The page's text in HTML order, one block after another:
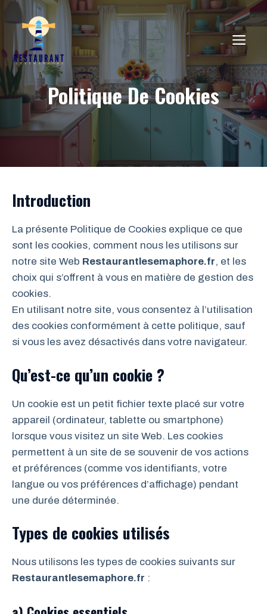
Aller
au
contenu
Politique De Cookies
Introduction
La présente Politique de Cookies explique ce que
sont les cookies, comment nous les utilisons sur
notre site Web Restaurantlesemaphore.fr, et les
choix qui s’offrent à vous en matière de gestion des
cookies.
En utilisant notre site, vous consentez à l’utilisation
des cookies conformément à cette politique, sauf
si vous les avez désactivés dans votre navigateur.
Qu’est-ce qu’un cookie ?
Un cookie est un petit fichier texte placé sur votre
appareil (ordinateur, tablette ou smartphone)
lorsque vous visitez un site Web. Les cookies
permettent à un site de se souvenir de vos actions
et préférences (comme vos identifiants, votre
langue ou vos préférences d’affichage) pendant
une durée déterminée.
Types de cookies utilisés
Nous utilisons les types de cookies suivants sur
Restaurantlesemaphore.fr :